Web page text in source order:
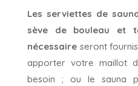
Les serviettes de
sève de bouleau et
nécessaireseront
apporter votre maillot
besoin ; ou le sauna